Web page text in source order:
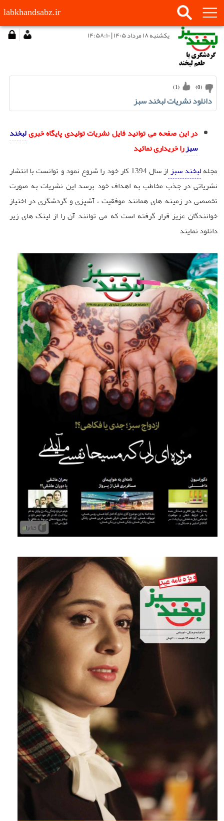
labkhandsabz.ir
يكشنبه ۱۸ مرداد ۱۴۰۵ | ۱۴:۵۸:۱۰
(
1
) (
0
)
دانلود نشریات لبخند سبز
در این صفحه می توانید فایل نشریات تولیدی پایگاه خبریلبخند
سبزرا خریداری نمائید
مجلهلبخند سبز
از سال 1394 کار خود را شروع نمود و توانست با انتشار
نشریاتی در جذب مخاطب به اهداف خود برسد این نشریات به صورت
تخصصی در زمینه های همانند موفقیت ، آشپزی و گردشگری در اختیاز
خوانندگان عزیز قرار گرفته است که می توانند آن را از لینک های زیر
دانلود نمایند